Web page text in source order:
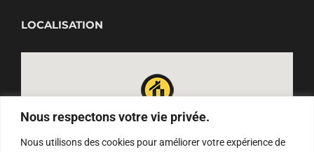
Nous respectons votre vie privée.
Nous utilisons des cookies pour améliorer votre expérience de
LOCALISATION